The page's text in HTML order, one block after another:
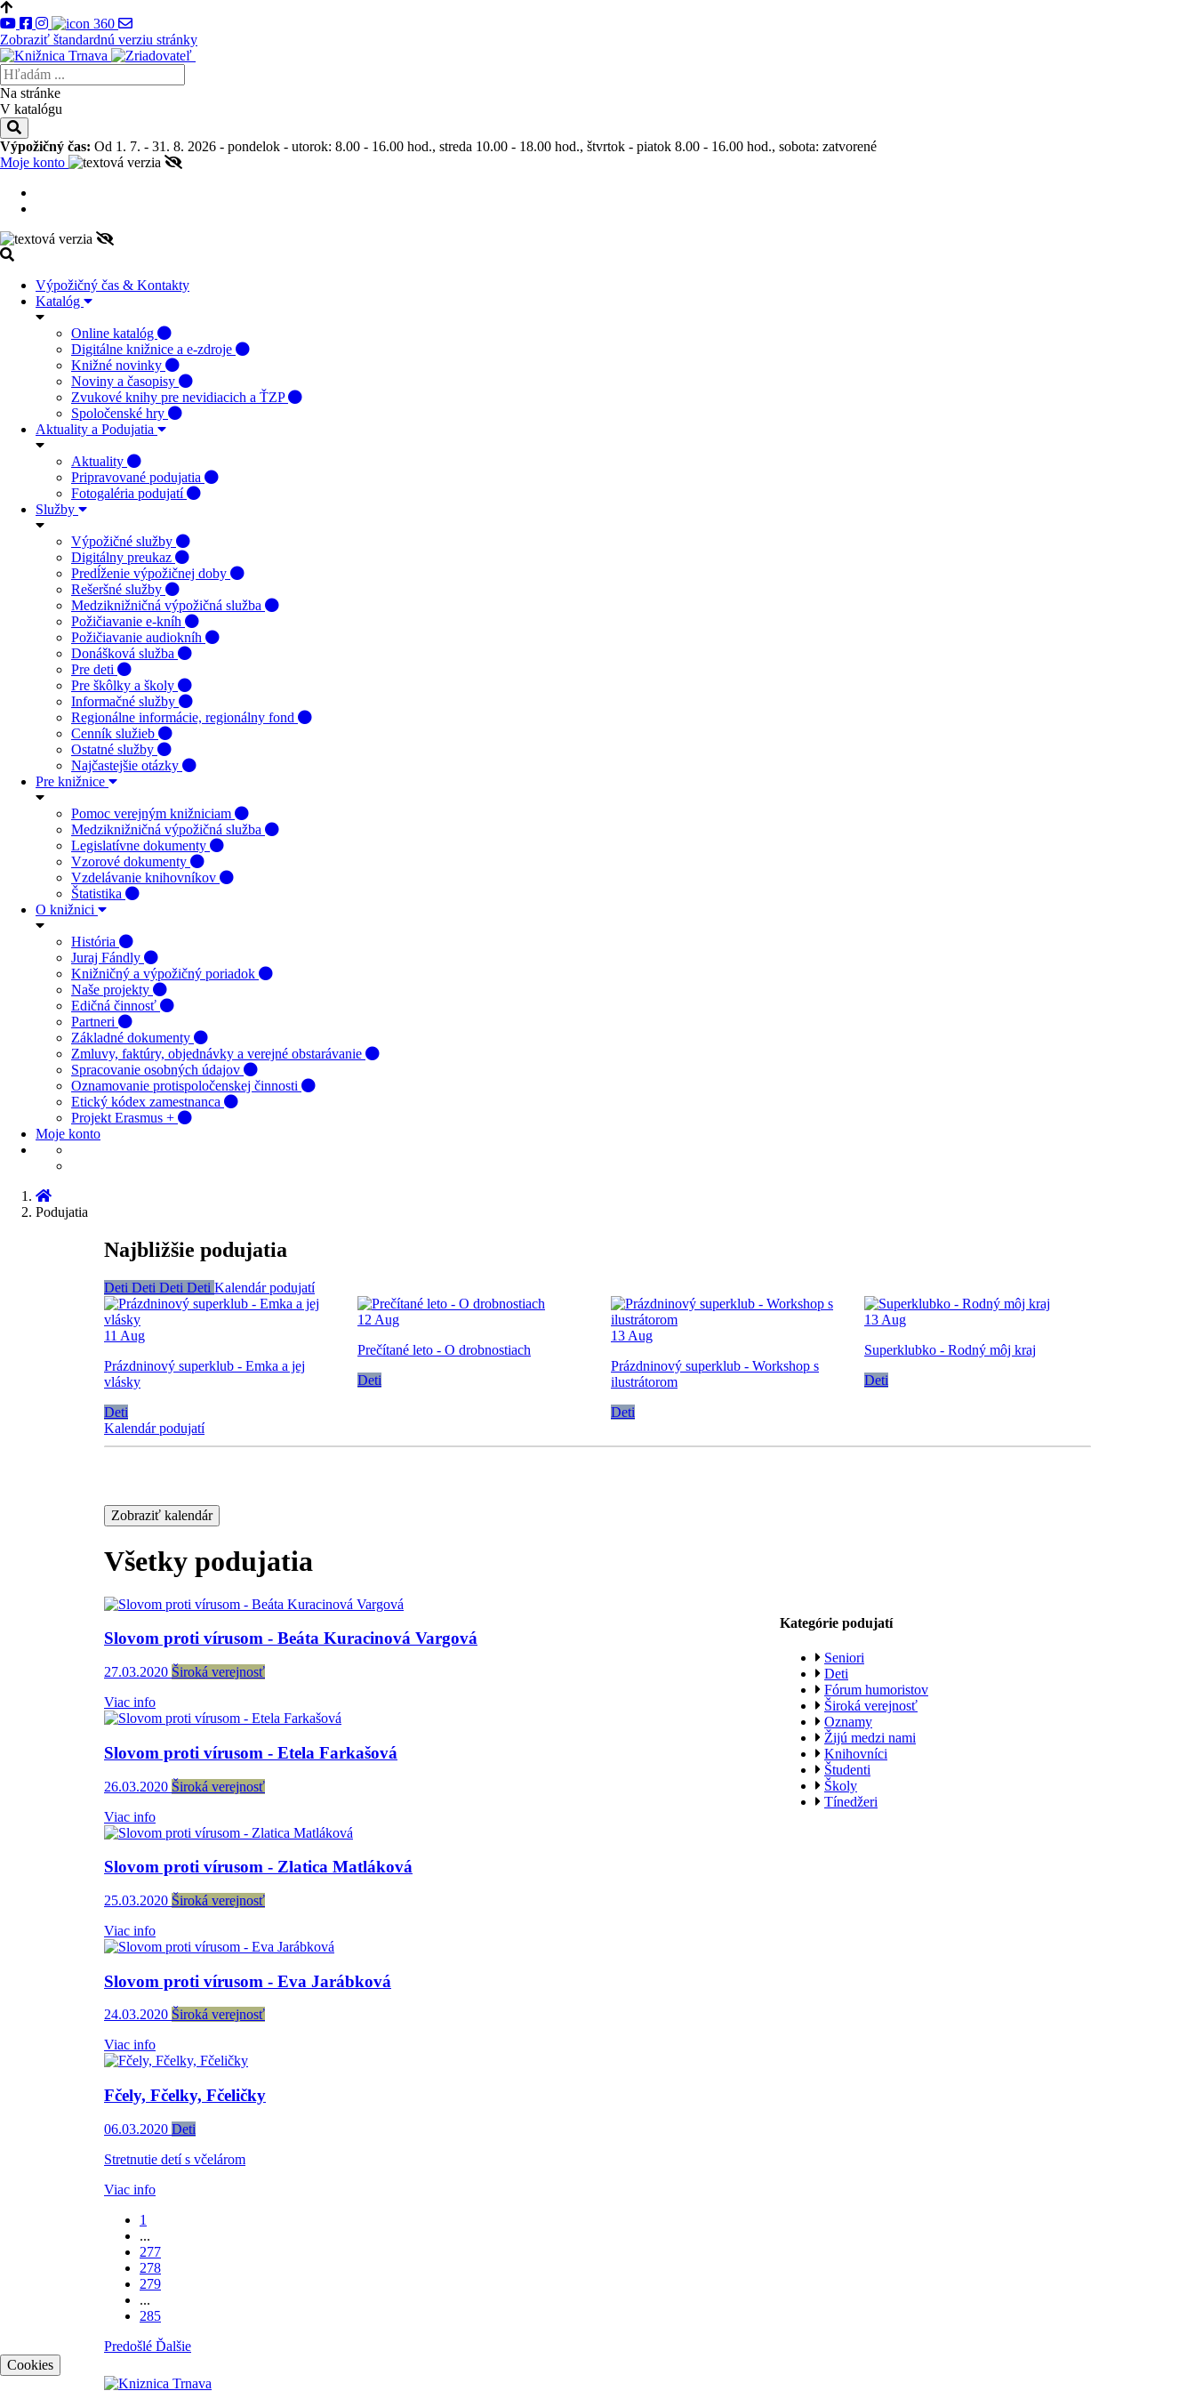
Zobraziť štandardnú verziu stránky
Na stránke
V katalógu
Výpožičný čas: Od 1. 7. - 31. 8. 2026 - pondelok - utorok: 8.00 - 16.00 hod., streda 10.00 - 18.00 hod., štvrtok - piatok 8.00 - 16.00 hod., sobota: zatvorené
Moje konto
Výpožičný čas & Kontakty
Katalóg
Online katalóg
Digitálne knižnice a e-zdroje
Knižné novinky
Noviny a časopisy
Zvukové knihy pre nevidiacich a ŤZP
Spoločenské hry
Aktuality a Podujatia
Aktuality
Pripravované podujatia
Fotogaléria podujatí
Služby
Výpožičné služby
Digitálny preukaz
Predĺženie výpožičnej doby
Rešeršné služby
Medziknižničná výpožičná služba
Požičiavanie e-kníh
Požičiavanie audiokníh
Donášková služba
Pre deti
Pre škôlky a školy
Informačné služby
Regionálne informácie, regionálny fond
Cenník služieb
Ostatné služby
Najčastejšie otázky
Pre knižnice
Pomoc verejným knižniciam
Medziknižničná výpožičná služba
Legislatívne dokumenty
Vzorové dokumenty
Vzdelávanie knihovníkov
Štatistika
O knižnici
História
Juraj Fándly
Knižničný a výpožičný poriadok
Naše projekty
Edičná činnosť
Partneri
Základné dokumenty
Zmluvy, faktúry, objednávky a verejné obstarávanie
Spracovanie osobných údajov
Oznamovanie protispoločenskej činnosti
Etický kódex zamestnanca
Projekt Erasmus +
Moje konto
Podujatia
Najbližšie podujatia
Deti Deti Deti Deti Kalendár podujatí
11 Aug
Prázdninový superklub - Emka a jej
vlásky
Deti
12 Aug
Prečítané leto - O drobnostiach
Deti
13 Aug
Prázdninový superklub - Workshop s
ilustrátorom
Deti
13 Aug
Superklubko - Rodný môj kraj
Deti
Kalendár podujatí
Zobraziť kalendár
Všetky podujatia
Slovom proti vírusom - Beáta Kuracinová Vargová
27.03.2020 Široká verejnosť
Viac info
Slovom proti vírusom - Etela Farkašová
26.03.2020 Široká verejnosť
Viac info
Slovom proti vírusom - Zlatica Matláková
25.03.2020 Široká verejnosť
Viac info
Slovom proti vírusom - Eva Jarábková
24.03.2020 Široká verejnosť
Viac info
Fčely, Fčelky, Fčeličky
06.03.2020 Deti
Stretnutie detí s včelárom
Viac info
1
...
277
278
279
...
285
Predošlé Ďalšie
Kategórie podujatí
Seniori
Deti
Fórum humoristov
Široká verejnosť
Oznamy
Žijú medzi nami
Knihovníci
Študenti
Školy
Tínedžeri
Cookies